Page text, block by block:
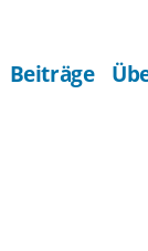
Beiträge